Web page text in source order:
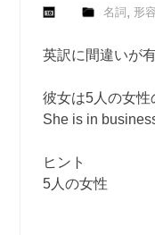
名詞 ,形
英訳に間違いが
彼女は5人の女性
She is in
ヒント
5人の女性